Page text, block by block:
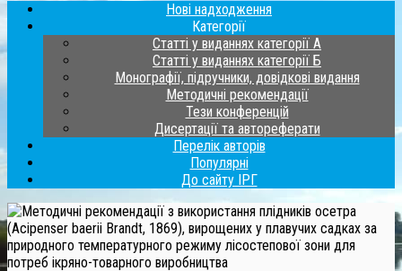
Нові надходження
Категорії
Статті у виданнях категорії А
Статті у виданнях категорії Б
Монографії, підручники, довідкові видання
Методичні рекомендації
Тези конференцій
Дисертації та автореферати
Перелік авторів
Популярні
До сайту ІРГ